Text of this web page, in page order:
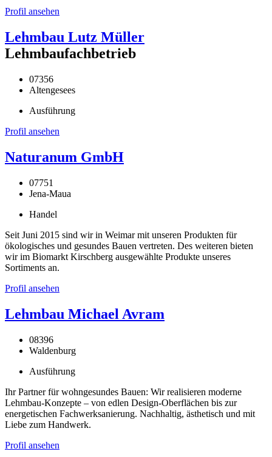
Profil ansehen
Lehmbau Lutz Müller
Lehmbaufachbetrieb
07356
Altengesees
Ausführung
Profil ansehen
Naturanum GmbH
07751
Jena-Maua
Handel
Seit Juni 2015 sind wir in Weimar mit unseren Produkten für
ökologisches und gesundes Bauen vertreten. Des weiteren bieten
wir im Biomarkt Kirschberg ausgewählte Produkte unseres
Sortiments an.
Profil ansehen
Lehmbau Michael Avram
08396
Waldenburg
Ausführung
Ihr Partner für wohngesundes Bauen: Wir realisieren moderne
Lehmbau-Konzepte – von edlen Design-Oberflächen bis zur
energetischen Fachwerksanierung. Nachhaltig, ästhetisch und mit
Liebe zum Handwerk.
Profil ansehen